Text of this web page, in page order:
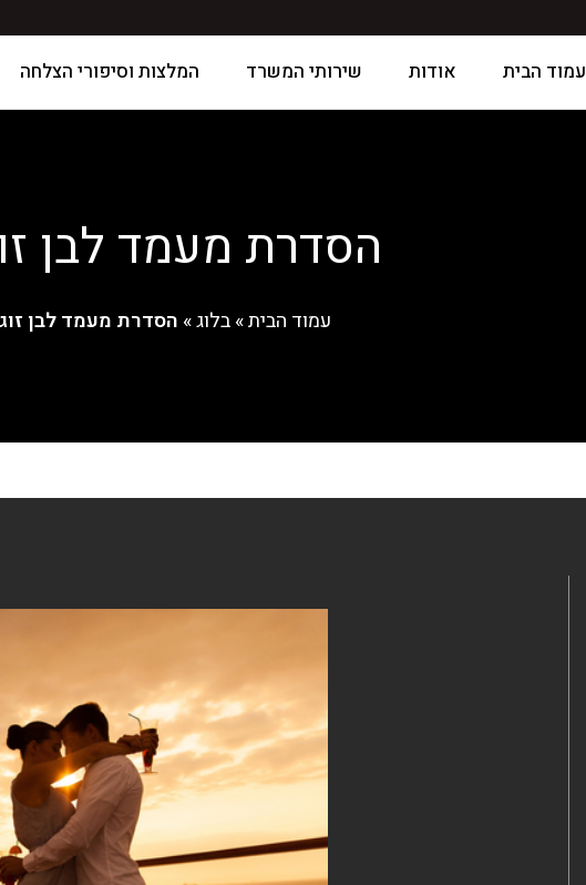
עמוד הבית אודות שירותי המשרד המלצות וסיפורי הצלחה
הסדרת מעמד לבן
עמוד הבית»בלוג» הסדרת מעמד לבן